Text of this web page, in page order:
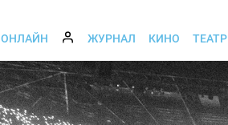
ОНЛАЙН ЖУРНАЛ КИНО ТЕАТР